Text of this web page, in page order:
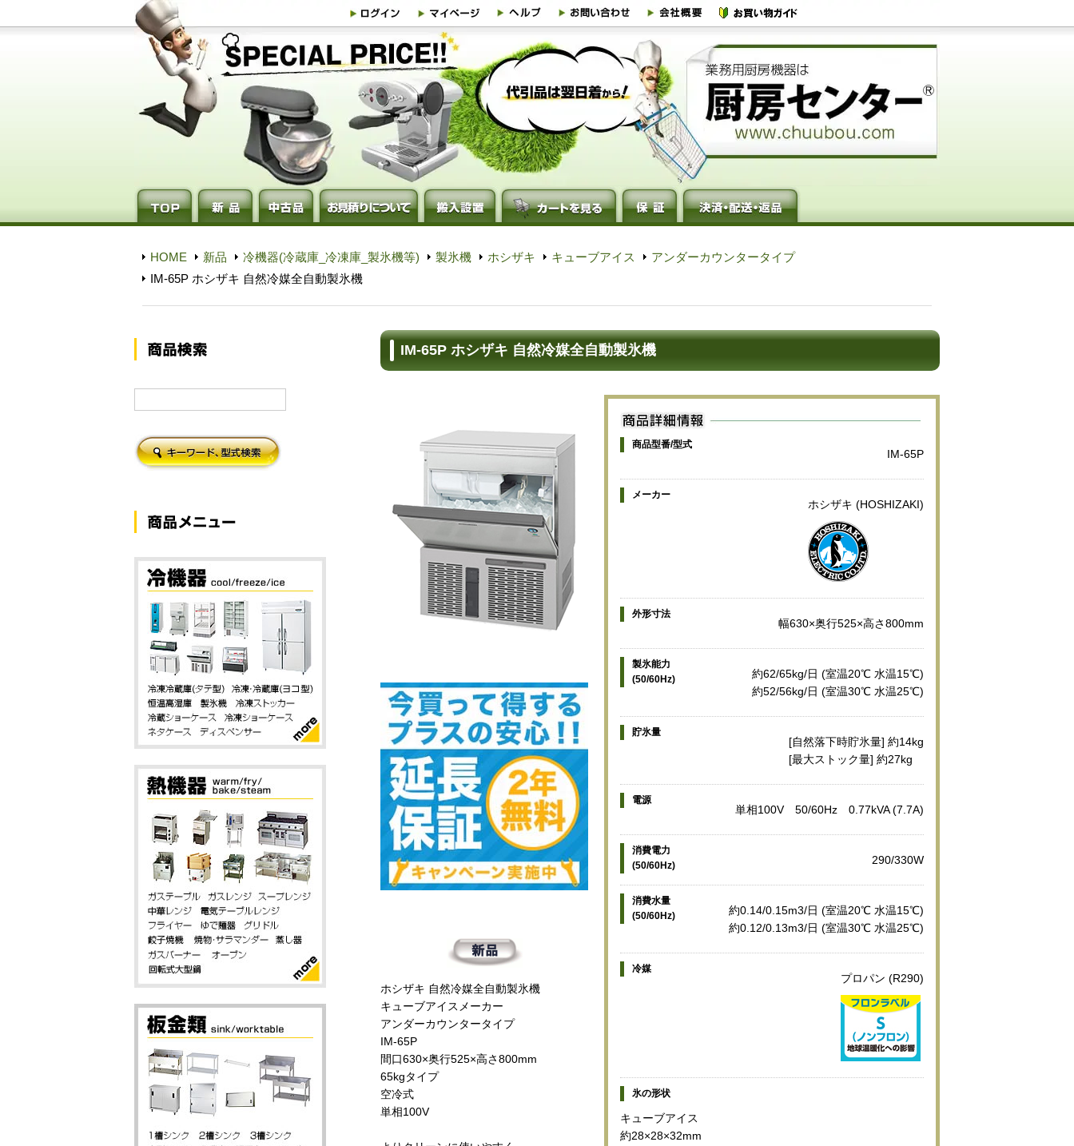
HOME 新品 冷機器(冷蔵庫_冷凍庫_製氷機等) 製氷機 ホシザキ キューブアイス
アンダーカウンタータイプ
IM-65P ホシザキ 自然冷媒全自動製氷機
IM-65P ホシザキ 自然冷媒全自動製氷機
ホシザキ 自然冷媒全自動製氷機
キューブアイスメーカー
アンダーカウンタータイプ
IM-65P
間口630×奥行525×高さ800mm
65kgタイプ
空冷式
単相100V
商品型番/型式
IM-65P
メーカー
ホシザキ (HOSHIZAKI)
外形寸法
幅630×奥行525×高さ800mm
製氷能力
(50/60Hz)
約62/65kg/日 (室温20℃ 水温15℃)
約52/56kg/日 (室温30℃ 水温25℃)
貯氷量
[自然落下時貯氷量] 約14kg
[最大ストック量] 約27kg
電源
単相100V 50/60Hz 0.77kVA (7.7A)
消費電力
(50/60Hz)
290/330W
消費水量
(50/60Hz)
約0.14/0.15m3/日 (室温20℃ 水温15℃)
約0.12/0.13m3/日 (室温30℃ 水温25℃)
冷媒
プロパン (R290)
氷の形状
キューブアイス
約28×28×32mm